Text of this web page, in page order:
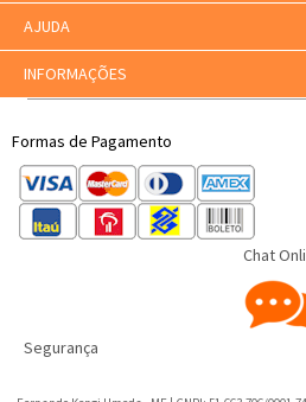
AJUDA
INFORMAÇÕES
Formas de Pagamento
Chat
Segurança